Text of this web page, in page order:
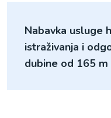
Nabavka usluge
istraživanja i
dubine od 165 m